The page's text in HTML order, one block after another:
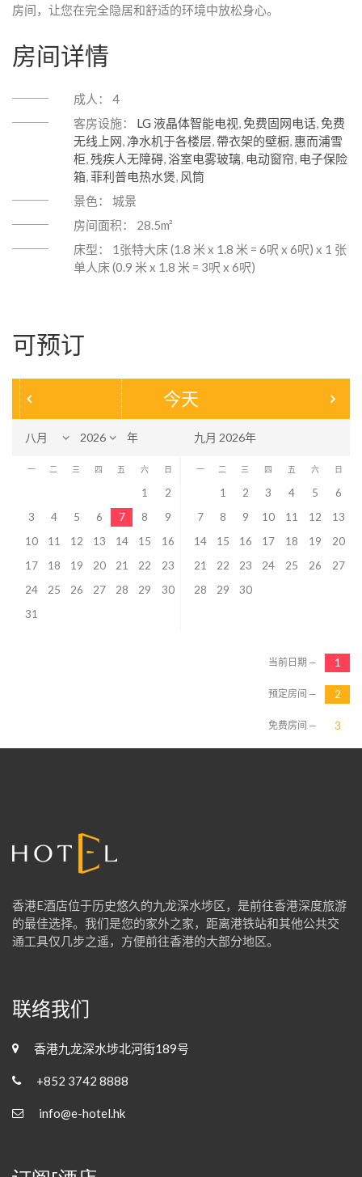
房间，让您在完全隐居和舒适的环境中放松身心。
房间详情
成人：
4
客房设施：
LG 液晶体智能电视 免费固网电话 免费
无线上网 净水机于各楼层 帶衣架的壁橱 惠而浦雪
柜 残疾人无障碍 浴室电雾玻璃 电动窗帘 电子保险
箱 菲利普电热水煲 风筒
景色：
城景
房间面积：
28.5m²
床型：
1张特大床 (1.8 米 x 1.8 米 = 6呎 x 6呎) x 1 张
单人床 (0.9 米 x 1.8 米 = 3呎 x 6呎)
可预订
今天
年
一 二 三 四 五 六 日
1
2
3
4 5 6 7 8
9
10
11 12 13 14 15
16
17
18 19 20 21 22
23
24
25 26 27 28 29
30
31
九月 2026年
一 二 三 四 五 六 日
1 2 3 4 5
6
7
8 9 10 11 12
13
14
15 16 17 18 19
20
21
22 23 24 25 26
27
28
29 30
当前日期 —
预定房间 —
免费房间 —
香港E酒店位于历史悠久的九龙深水埗区，是前往香港深度旅游
的最佳选择。我们是您的家外之家，距离港铁站和其他公共交
通工具仅几步之遥，方便前往香港的大部分地区。
联络我们
香港九龙深水埗北河街189号
+852 3742 8888
info@e-hotel.hk